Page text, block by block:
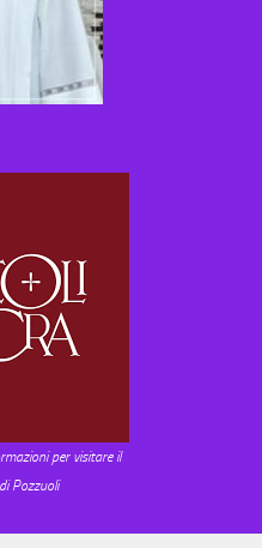
per visitare il
Pozzuoli